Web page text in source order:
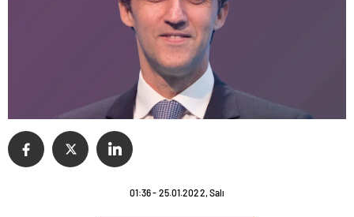
01:36 - 25.01.2022, Salı